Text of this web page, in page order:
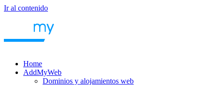
Ir al contenido
Home
AddMyWeb
Dominios y alojamientos web